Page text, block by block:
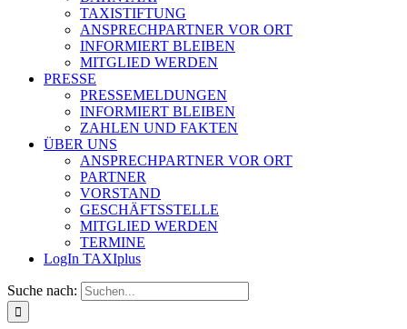
TAXISTIFTUNG
ANSPRECHPARTNER VOR ORT
INFORMIERT BLEIBEN
MITGLIED WERDEN
PRESSE
PRESSEMELDUNGEN
INFORMIERT BLEIBEN
ZAHLEN UND FAKTEN
ÜBER UNS
ANSPRECHPARTNER VOR ORT
PARTNER
VORSTAND
GESCHÄFTSSTELLE
MITGLIED WERDEN
TERMINE
LogIn TAXIplus
Suche nach: